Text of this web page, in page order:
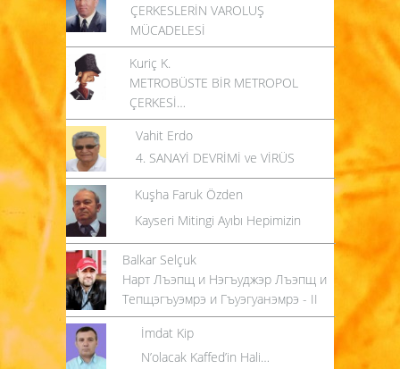
ÇERKESLERİN VAROLUŞ
MÜCADELESİ
Kuriç K.
METROBÜSTE BİR METROPOL
ÇERKESİ…
Vahit Erdo
4. SANAYİ DEVRİMİ ve VİRÜS
Kuşha Faruk Özden
Kayseri Mitingi Ayıbı Hepimizin
Balkar Selçuk
Нарт Лъэпщ и Нэгъуджэр Лъэпщ и
Тепщэгъуэмрэ и Гъуэгуанэмрэ - II
İmdat Kip
N’olacak Kaffed’in Hali…